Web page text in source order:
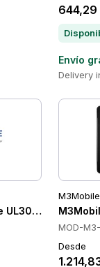
644,29
Envío
Delivery
UL30-SPST-CB5
M3Mobile
MOD-
Desde